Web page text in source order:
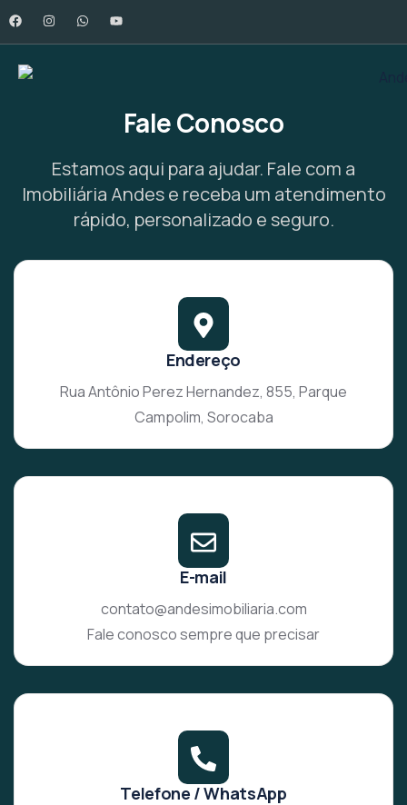
Fale Conosco
Estamos aqui para ajudar. Fale com a
Imobiliária Andes e receba um atendimento
rápido, personalizado e seguro.
Endereço
Rua Antônio Perez Hernandez, 855, Parque
Campolim, Sorocaba
E-mail
contato@andesimobiliaria.com
Fale conosco sempre que precisar
Telefone / WhatsApp